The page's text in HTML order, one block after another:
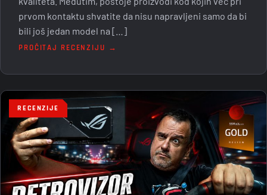
prvom kontaktu shvatite da nisu napravljeni samo da bi
bili još jedan model na […]
PROČITAJ RECENZIJU →
RECENZIJE